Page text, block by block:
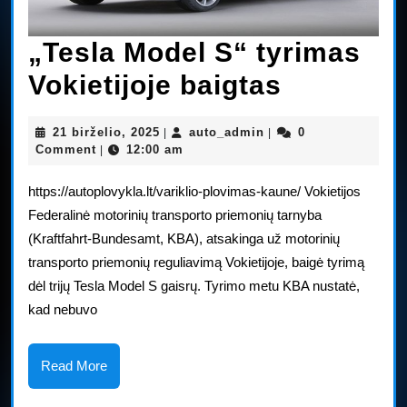
„Tesla Model S“ tyrimas
Vokietijoje baigtas
tyrimas
baigtas
21 birželio, 2025 21
birželio,
auto_admin auto_admin
0
Comment
12:00 am
https://autoplovykla.lt/variklio-plovimas-kaune/ Vokietijos
Federalinė motorinių transporto priemonių tarnyba
(Kraftfahrt-Bundesamt, KBA), atsakinga už motorinių
transporto priemonių reguliavimą Vokietijoje, baigė tyrimą
dėl trijų Tesla Model S gaisrų. Tyrimo metu KBA nustatė,
kad nebuvo
Read MoreRead
More